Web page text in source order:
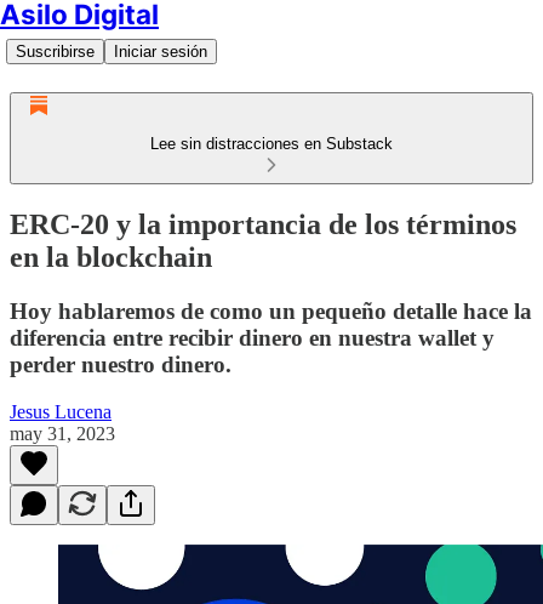
Asilo Digital
Suscribirse Iniciar sesión
Lee sin distracciones en Substack
ERC-20 y la importancia de los términos
en la blockchain
Hoy hablaremos de como un pequeño detalle hace la
diferencia entre recibir dinero en nuestra wallet y
perder nuestro dinero.
Jesus Lucena
may 31, 2023